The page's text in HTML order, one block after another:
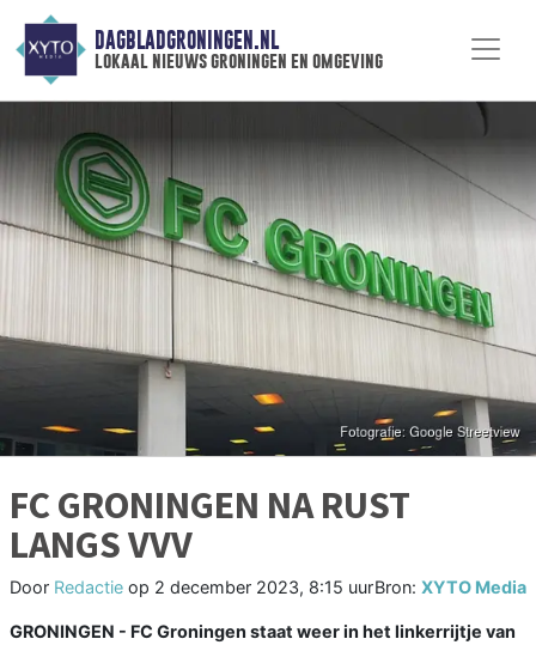
DAGBLADGRONINGEN.NL
lokaal nieuws groningen en omgeving
FC GRONINGEN NA RUST
LANGS VVV
Door Redactie op 2 december 2023, 8:15 uurBron: XYTO Media
GRONINGEN - FC Groningen staat weer in het linkerrijtje van